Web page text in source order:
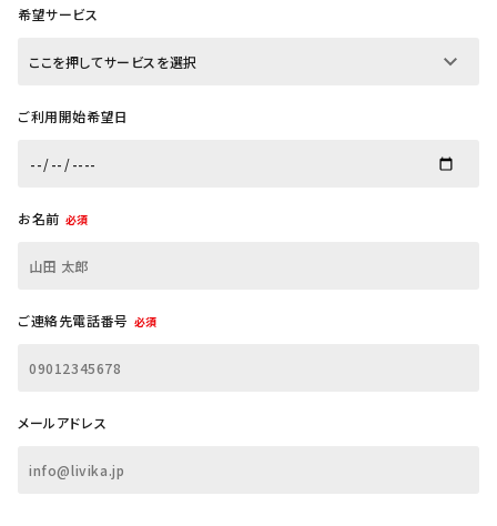
希望サービス
ご利用開始希望日
お名前 必須
ご連絡先電話番号 必須
メールアドレス